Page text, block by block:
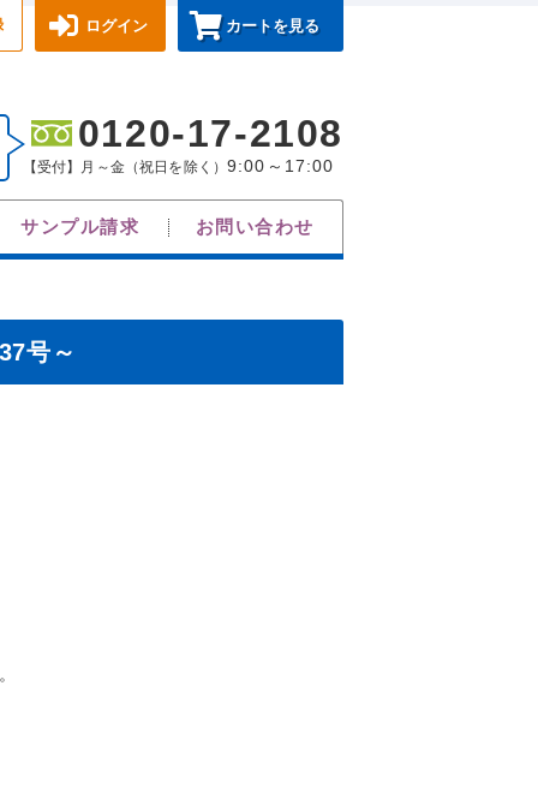
ログイン カートを見る
0120-17-2108
【受付】月～金（祝日を除く）9:00～17:00
サンプル請求 お問い合わせ
号～